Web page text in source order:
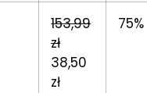
153,99
zł
38,50
zł
75%